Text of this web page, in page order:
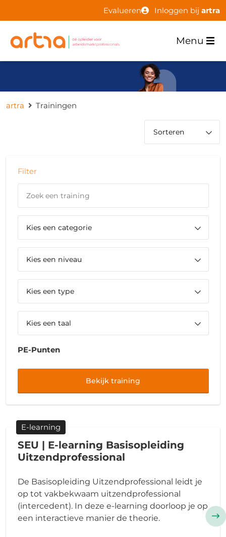
Evalueren Inloggen bij artra
Menu
artra Trainingen
Filter
PE-Punten
Bekijk training
E-learning
SEU | E-learning Basisopleiding
Uitzendprofessional
De Basisopleiding Uitzendprofessional leidt je
op tot vakbekwaam uitzendprofessional
(intercedent). In deze e-learning doorloop je op
een interactieve manier de theorie.